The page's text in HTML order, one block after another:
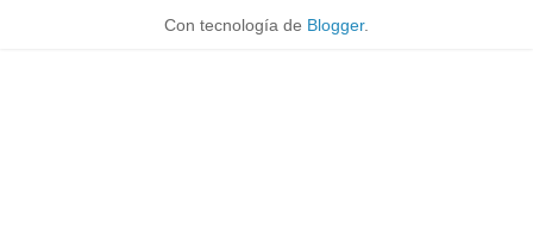
Con tecnología de Blogger.